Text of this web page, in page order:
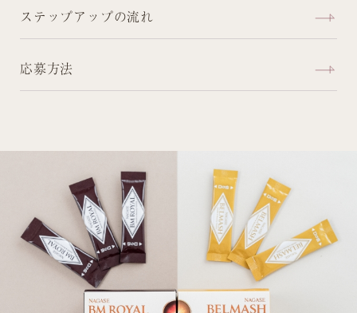
ステップアップの流れ
応募方法